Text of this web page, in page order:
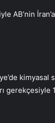
AB’nin
kimyasal
gerekçesiyle